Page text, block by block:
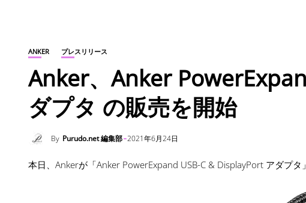
ANKER プレスリリース
Anker、Anker
ダプタ の販売を開始
By Purudo.net 編集部 2021年6月24日
本日、Ankerが「Anker PowerExpand USB-C & DisplayPort アダプタ